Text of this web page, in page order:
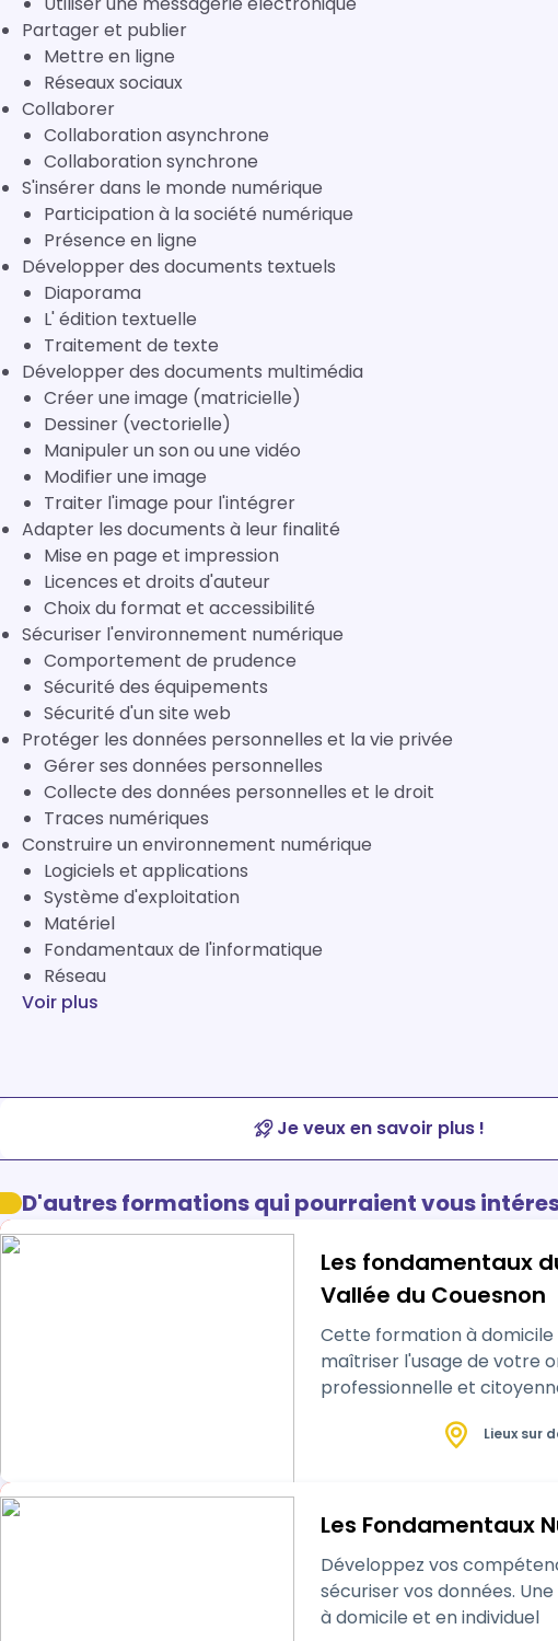
Partager et publier
Mettre en ligne
Réseaux sociaux
Collaborer
Collaboration asynchrone
Collaboration synchrone
S'insérer dans le monde numérique
Participation à la société numérique
Présence en ligne
Développer des documents textuels
Diaporama
L' édition textuelle
Traitement de texte
Développer des documents multimédia
Créer une image (matricielle)
Dessiner (vectorielle)
Manipuler un son ou une vidéo
Modifier une image
Traiter l'image pour l'intégrer
Adapter les documents à leur finalité
Mise en page et impression
Licences et droits d'auteur
Choix du format et accessibilité
Sécuriser l'environnement numérique
Comportement de prudence
Sécurité des équipements
Sécurité d'un site web
Protéger les données personnelles et la vie privée
Gérer ses données personnelles
Collecte des données personnelles et le droit
Traces numériques
Construire un environnement numérique
Logiciels et applications
Système d'exploitation
Matériel
Fondamentaux de l'informatique
Réseau
Voir plus
Je veux en savoir plus !
D'autres formations qui pourraient vous
Les fondamentaux du numérique - Programme Complet
Vallée du Couesnon
Cette formation à
maîtriser l'usage de votre ordinateur. Développez vos compétences numériques
professionnelle et
Lieux sur
Les Fondamentaux
Développez vos
sécuriser vos données.
à domicile et en individuel